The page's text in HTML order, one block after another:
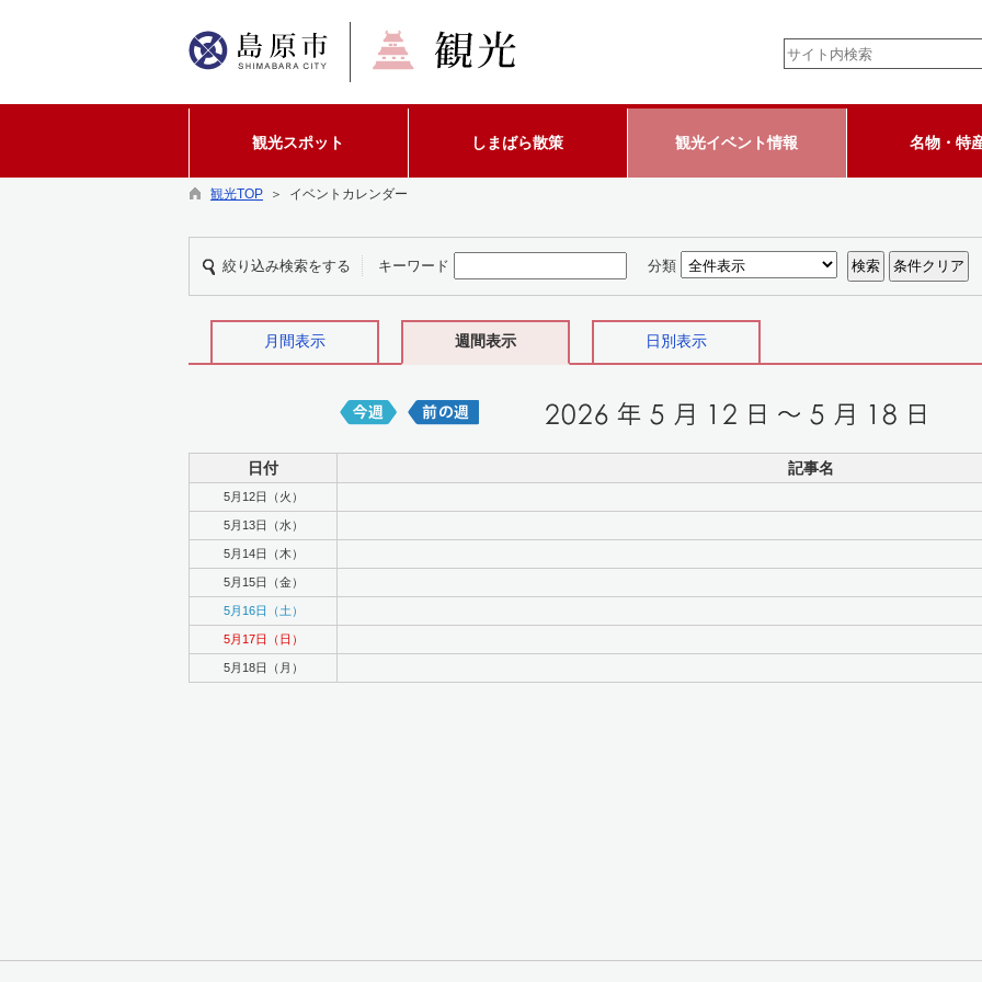
観光スポット しまばら散策 観光イベント情報 名物・特
観光TOP ＞ イベントカレンダー
絞り込み検索をする キーワード 分類
月間表示 週間表示 日別表示
日付 記事名
5月12日（火）
5月13日（水）
5月14日（木）
5月15日（金）
5月16日（土）
5月17日（日）
5月18日（月）